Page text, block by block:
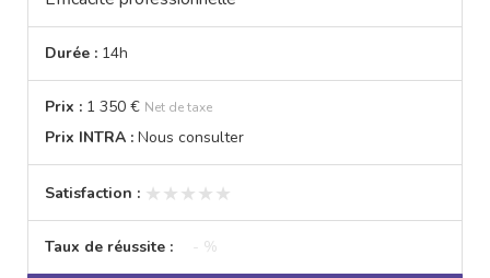
Durée : 14h
Prix : 1 350 € Net de taxe
Prix INTRA : Nous consulter
Satisfaction : ★★★★★
★★★★★
Taux de réussite : - %